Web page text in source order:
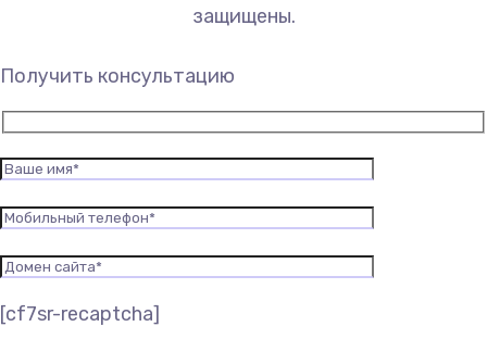
защищены.
Получить консультацию
[cf7sr-recaptcha]